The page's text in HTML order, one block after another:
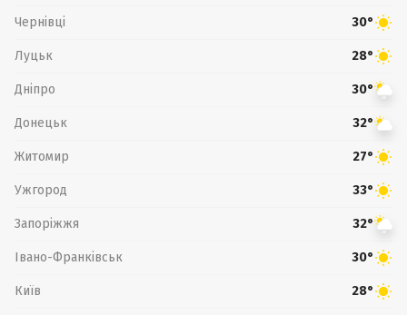
Чернівці 30°
Луцьк 28°
Дніпро 30°
Донецьк 32°
Житомир 27°
Ужгород 33°
Запоріжжя 32°
Івано-Франківськ 30°
Київ 28°